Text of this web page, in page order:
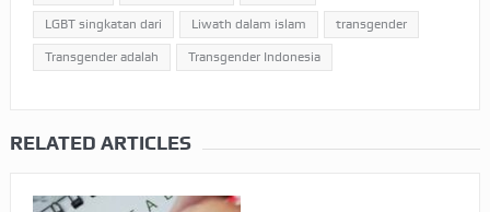
LGBT singkatan dari Liwath dalam islam transgender
Transgender adalah Transgender Indonesia
RELATED ARTICLES